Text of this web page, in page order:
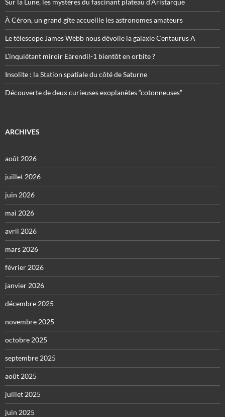
À Céron, un grand gîte accueille les astronomes amateurs
Le télescope James Webb nous dévoile la galaxie Centaurus A
L’inquiétant miroir Eärendil-1 bientôt en orbite ?
Insolite : la Station spatiale du côté de Saturne
Découverte de deux curieuses exoplanètes “cotonneuses”
ARCHIVES
août 2026
juillet 2026
juin 2026
mai 2026
avril 2026
mars 2026
février 2026
janvier 2026
décembre 2025
novembre 2025
octobre 2025
septembre 2025
août 2025
juillet 2025
juin 2025